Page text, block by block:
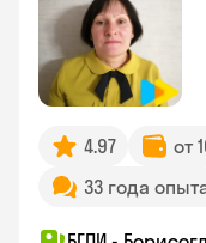
4.97
от
33 года